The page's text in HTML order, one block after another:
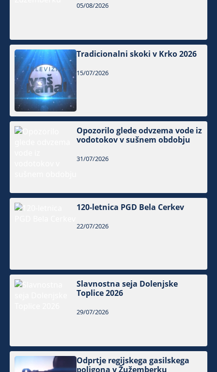
05/08/2026
Tradicionalni skoki v Krko 2026
15/07/2026
Opozorilo glede odvzema vode iz
vodotokov v sušnem obdobju
31/07/2026
120-letnica PGD Bela Cerkev
22/07/2026
Slavnostna seja Dolenjske
Toplice 2026
29/07/2026
Odprtje regijskega gasilskega
poligona v Žužemberku